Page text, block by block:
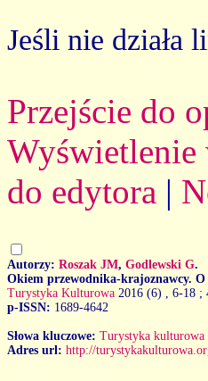
Jeśli nie działa
Przejście do
do edytora |
Autorzy: Roszak JM, Godlewski G.
Okiem przewodnika-krajoznawcy.
Turystyka Kulturowa 2016 (6)
, 6-18
p-ISSN: 1689-4642
Słowa kluczowe: Turystyka kulturowa
Adres url: http://